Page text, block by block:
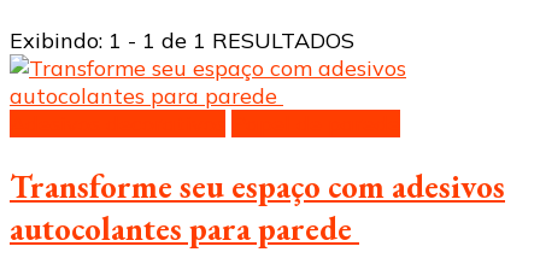
Exibindo: 1 - 1 de 1 RESULTADOS
Transforme seu espaço com adesivos
autocolantes para parede